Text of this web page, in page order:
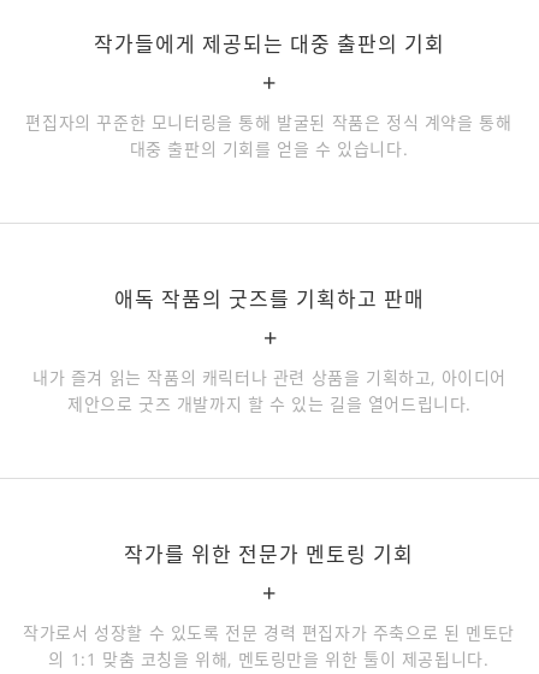
작가들에게 제공되는 대중 출판의 기회
+
편집자의 꾸준한 모니터링을 통해 발굴된 작품은 정식 계약을 통해
대중 출판의 기회를 얻을 수 있습니다.
애독 작품의 굿즈를 기획하고 판매
+
내가 즐겨 읽는 작품의 캐릭터나 관련 상품을 기획하고, 아이디어
제안으로 굿즈 개발까지 할 수 있는 길을 열어드립니다.
작가를 위한 전문가 멘토링 기회
+
작가로서 성장할 수 있도록 전문 경력 편집자가 주축으로 된 멘토단
의 1:1 맞춤 코칭을 위해, 멘토링만을 위한 툴이 제공됩니다.